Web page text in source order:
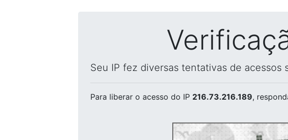
Seu IP fez diversas tentativas de
Para liberar o acesso do IP 216.73.216.189,